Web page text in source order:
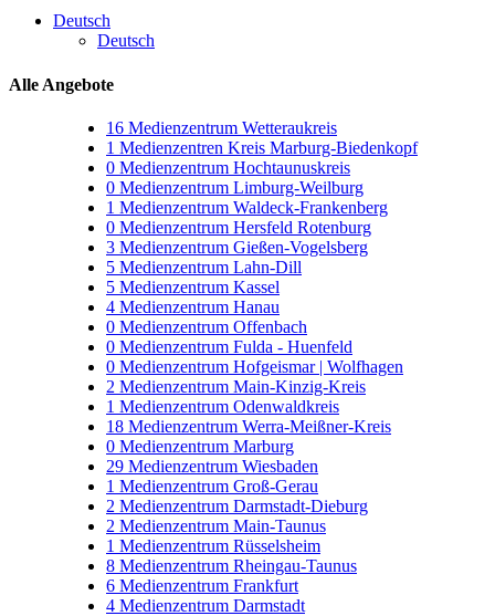
Deutsch
Deutsch
Alle Angebote
16 Medienzentrum Wetteraukreis
1 Medienzentren Kreis Marburg-Biedenkopf
0 Medienzentrum Hochtaunuskreis
0 Medienzentrum Limburg-Weilburg
1 Medienzentrum Waldeck-Frankenberg
0 Medienzentrum Hersfeld Rotenburg
3 Medienzentrum Gießen-Vogelsberg
5 Medienzentrum Lahn-Dill
5 Medienzentrum Kassel
4 Medienzentrum Hanau
0 Medienzentrum Offenbach
0 Medienzentrum Fulda - Huenfeld
0 Medienzentrum Hofgeismar | Wolfhagen
2 Medienzentrum Main-Kinzig-Kreis
1 Medienzentrum Odenwaldkreis
18 Medienzentrum Werra-Meißner-Kreis
0 Medienzentrum Marburg
29 Medienzentrum Wiesbaden
1 Medienzentrum Groß-Gerau
2 Medienzentrum Darmstadt-Dieburg
2 Medienzentrum Main-Taunus
1 Medienzentrum Rüsselsheim
8 Medienzentrum Rheingau-Taunus
6 Medienzentrum Frankfurt
4 Medienzentrum Darmstadt